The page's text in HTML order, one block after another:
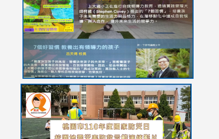
https://drive.google.com/file/d/1I-
YfDQppRvyMk686kIw6SBbssEIZ6WnT/view?
usp=sharing
https://sites.google.com/stes.tyc.edu.tw/
link
to
https://drive.google.com/file/d/
usp=sharing